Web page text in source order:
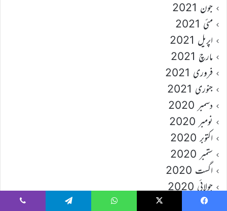
جون 2021
مئی 2021
اپریل 2021
مارچ 2021
فروری 2021
جنوری 2021
دسمبر 2020
نومبر 2020
اکتوبر 2020
ستمبر 2020
اگست 2020
جولائی 2020
جون 2020